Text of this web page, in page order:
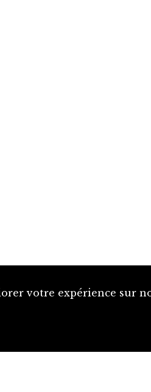
votre expérience sur